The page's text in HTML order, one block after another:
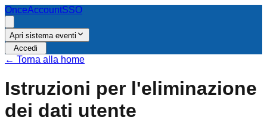
OnceAccountSSO
Apri sistema eventi
Accedi
← Torna alla home
Istruzioni per l'eliminazione
dei dati utente